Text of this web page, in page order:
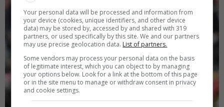
Your personal data will be processed and information from
your device (cookies, unique identifiers, and other device
data) may be stored by, accessed by and shared with 319
partners, or used specifically by this site. We and our partners
may use precise geolocation data. List of partners.
Some vendors may process your personal data on the basis
of legitimate interest, which you can object to by managing
your options below. Look for a link at the bottom of this page
or in the site menu to manage or withdraw consent in privacy
and cookie settings.